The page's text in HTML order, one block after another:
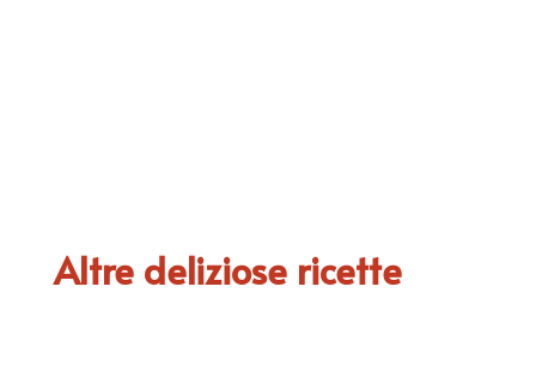
Altre deliziose ricette